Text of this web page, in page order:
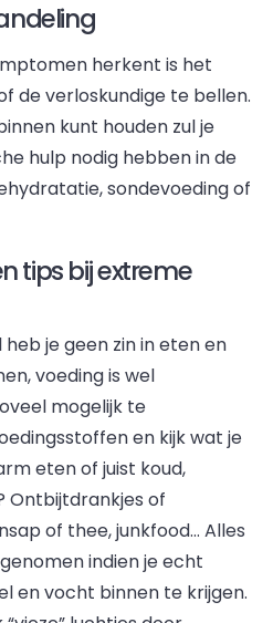
herkent is het
de verloskundige te bellen.
kunt houden zul je
hulp nodig hebben in de
sondevoeding of
tips bij extreme
je geen zin in eten en
voeding is wel
mogelijk te
en kijk wat je
eten of juist koud,
Ontbijtdrankjes of
of thee, junkfood… Alles
indien je echt
en vocht binnen te krijgen.